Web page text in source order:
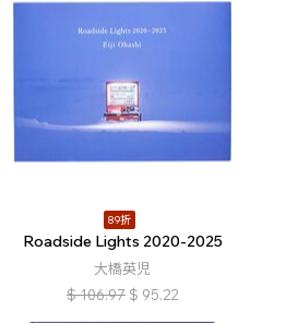
89折
Roadside Lights 2020-2025
大橋英児
$ 106.97 $ 95.22